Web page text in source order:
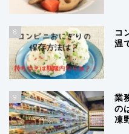
8
コ
温
9
業
の
凍